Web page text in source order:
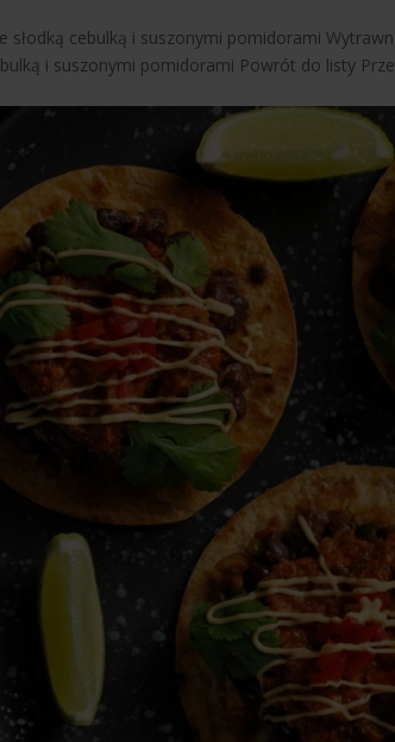
słodką cebulką i suszonymi pomidorami
i suszonymi pomidorami Powrót do listy